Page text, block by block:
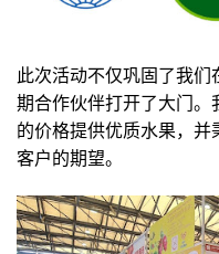
此次活动不仅巩固了我
期合作伙伴打开了大门。
的价格提供优质水果，
客户的期望。